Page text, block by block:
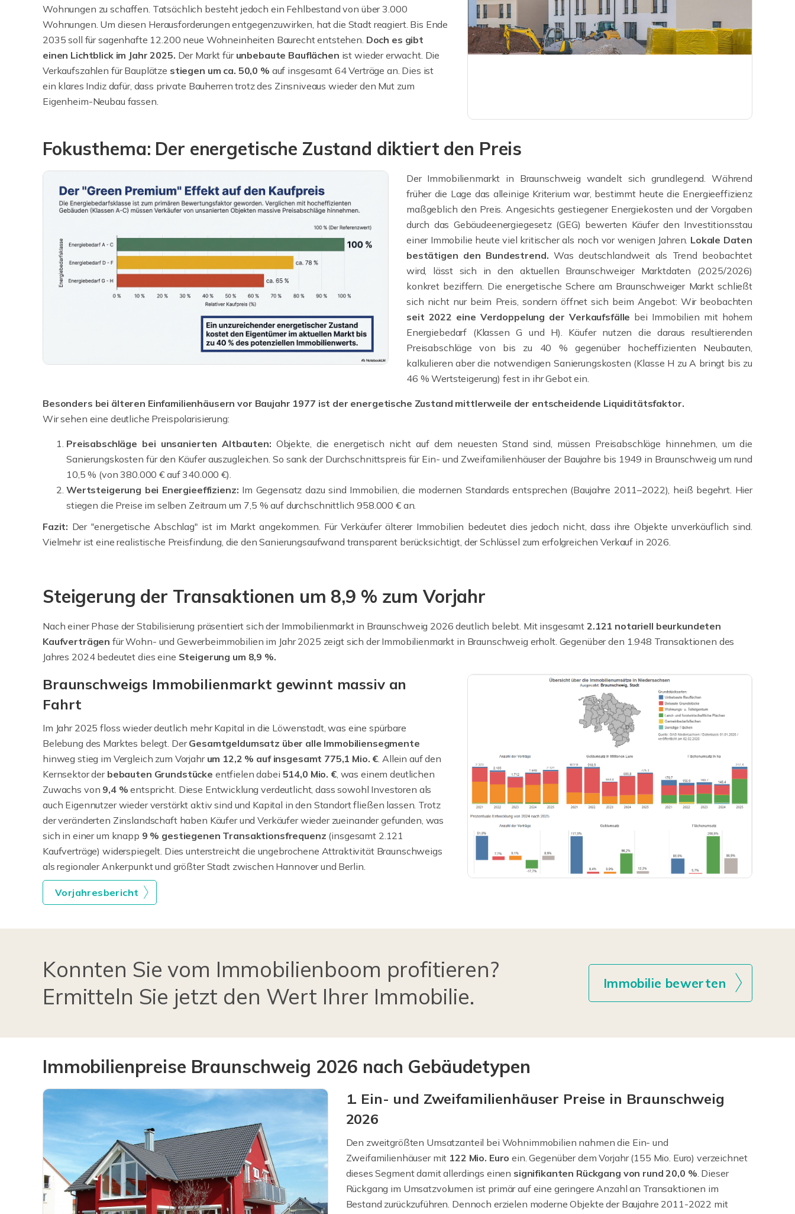
Wohnungen zu schaffen. Tatsächlich besteht jedoch ein Fehlbestand von über 3.000
Wohnungen. Um diesen Herausforderungen entgegenzuwirken, hat die Stadt reagiert. Bis Ende
2035 soll für sagenhafte 12.200 neue Wohneinheiten Baurecht entstehen. Doch es gibt
einen Lichtblick im Jahr 2025. Der Markt für unbebaute Bauflächen ist wieder erwacht. Die
Verkaufszahlen für Bauplätze stiegen um ca. 50,0 % auf insgesamt 64 Verträge an. Dies ist
ein klares Indiz dafür, dass private Bauherren trotz des Zinsniveaus wieder den Mut zum
Eigenheim-Neubau fassen.
Fokusthema: Der energetische Zustand diktiert den Preis
Der Immobilienmarkt in Braunschweig wandelt sich grundlegend. Während
früher die Lage das alleinige Kriterium war, bestimmt heute die Energieeffizienz
maßgeblich den Preis. Angesichts gestiegener Energiekosten und der Vorgaben
durch das Gebäudeenergiegesetz (GEG) bewerten Käufer den Investitionsstau
einer Immobilie heute viel kritischer als noch vor wenigen Jahren. Lokale Daten
bestätigen den Bundestrend.Was deutschlandweit als Trend beobachtet
wird, lässt sich in den aktuellen Braunschweiger Marktdaten (2025/2026)
konkret beziffern. Die energetische Schere am Braunschweiger Markt schließt
sich nicht nur beim Preis, sondern öffnet sich beim Angebot: Wir beobachten
seit 2022 eine Verdoppelung der Verkaufsfälle bei Immobilien mit hohem
Energiebedarf (Klassen G und H). Käufer nutzen die daraus resultierenden
Preisabschläge von bis zu 40 % gegenüber hocheffizienten Neubauten,
kalkulieren aber die notwendigen Sanierungskosten (Klasse H zu A bringt bis zu
46 % Wertsteigerung) fest in ihr Gebot ein.
Besonders bei älteren Einfamilienhäusern vor Baujahr 1977 ist der energetische Zustand mittlerweile der entscheidende Liquiditätsfaktor.
Wir sehen eine deutliche Preispolarisierung:
Preisabschläge bei unsanierten Altbauten: Objekte, die energetisch nicht auf dem neuesten Stand sind, müssen Preisabschläge hinnehmen, um die
Sanierungskosten für den Käufer auszugleichen. So sank der Durchschnittspreis für Ein- und Zweifamilienhäuser der Baujahre bis 1949 in Braunschweig um rund
10,5 % (von 380.000 € auf 340.000 €).
Wertsteigerung bei Energieeffizienz: Im Gegensatz dazu sind Immobilien, die modernen Standards entsprechen (Baujahre 2011–2022), heiß begehrt. Hier
stiegen die Preise im selben Zeitraum um 7,5 % auf durchschnittlich 958.000 € an.
Fazit: Der "energetische Abschlag" ist im Markt angekommen. Für Verkäufer älterer Immobilien bedeutet dies jedoch nicht, dass ihre Objekte unverkäuflich sind.
Vielmehr ist eine realistische Preisfindung, die den Sanierungsaufwand transparent berücksichtigt, der Schlüssel zum erfolgreichen Verkauf in 2026.
Steigerung der Transaktionen um 8,9 % zum Vorjahr
Nach einer Phase der Stabilisierung präsentiert sich der Immobilienmarkt in Braunschweig 2026 deutlich belebt. Mit insgesamt 2.121 notariell beurkundeten
Kaufverträgen für Wohn- und Gewerbeimmobilien im Jahr 2025 zeigt sich der Immobilienmarkt in Braunschweig erholt. Gegenüber den 1.948 Transaktionen des
Jahres 2024 bedeutet dies eine Steigerung um 8,9 %.
Braunschweigs Immobilienmarkt gewinnt massiv an
Fahrt
Im Jahr 2025 floss wieder deutlich mehr Kapital in die Löwenstadt, was eine spürbare
Belebung des Marktes belegt. DerGesamtgeldumsatz über alle Immobiliensegmente
hinweg stieg im Vergleich zum Vorjahr um 12,2 % auf insgesamt 775,1 Mio. €. Allein auf den
Kernsektor der bebauten Grundstücke entfielen dabei 514,0 Mio. €, was einem deutlichen
Zuwachs von 9,4 % entspricht. Diese Entwicklung verdeutlicht, dass sowohl Investoren als
auch Eigennutzer wieder verstärkt aktiv sind und Kapital in den Standort fließen lassen. Trotz
der veränderten Zinslandschaft haben Käufer und Verkäufer wieder zueinander gefunden, was
sich in einer um knapp 9 % gestiegenen Transaktionsfrequenz (insgesamt 2.121
Kaufverträge) widerspiegelt. Dies unterstreicht die ungebrochene Attraktivität Braunschweigs
als regionaler Ankerpunkt und größter Stadt zwischen Hannover und Berlin.
Vorjahresbericht
Konnten Sie vom Immobilienboom profitieren?
Ermitteln Sie jetzt den Wert Ihrer Immobilie.
Immobilie bewerten
Immobilienpreise Braunschweig 2026 nach Gebäudetypen
1. Ein- und Zweifamilienhäuser Preise in Braunschweig
2026
Den zweitgrößten Umsatzanteil bei Wohnimmobilien nahmen die Ein- und
Zweifamilienhäuser mit 122 Mio. Euroein. Gegenüber dem Vorjahr (155 Mio. Euro) verzeichnet
dieses Segment damit allerdings einen signifikanten Rückgang von rund 20,0 %. Dieser
Rückgang im Umsatzvolumen ist primär auf eine geringere Anzahl an Transaktionen im
Bestand zurückzuführen. Dennoch erzielen moderne Objekte der Baujahre 2011-2022 mit